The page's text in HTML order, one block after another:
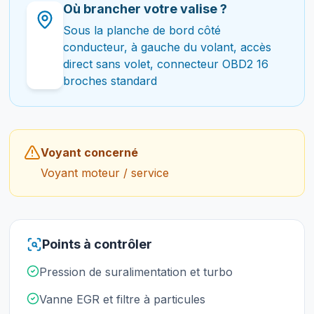
Où brancher votre valise ?
Sous la planche de bord côté
conducteur, à gauche du volant, accès
direct sans volet, connecteur OBD2 16
broches standard
Voyant concerné
Voyant moteur / service
Points à contrôler
Pression de suralimentation et turbo
Vanne EGR et filtre à particules